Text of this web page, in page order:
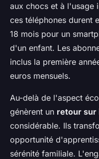
aux chocs et à l'usage
ces téléphones durent
18 mois pour un
d'un enfant. Les
inclus la première
euros mensuels.
Au-delà de l'aspect
génèrent un retour sur
considérable. Ils
opportunité
sérénité familiale.